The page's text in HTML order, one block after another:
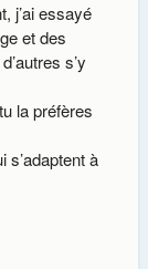
j’ai essayé
et des
s’y
la préfères
s’adaptent à